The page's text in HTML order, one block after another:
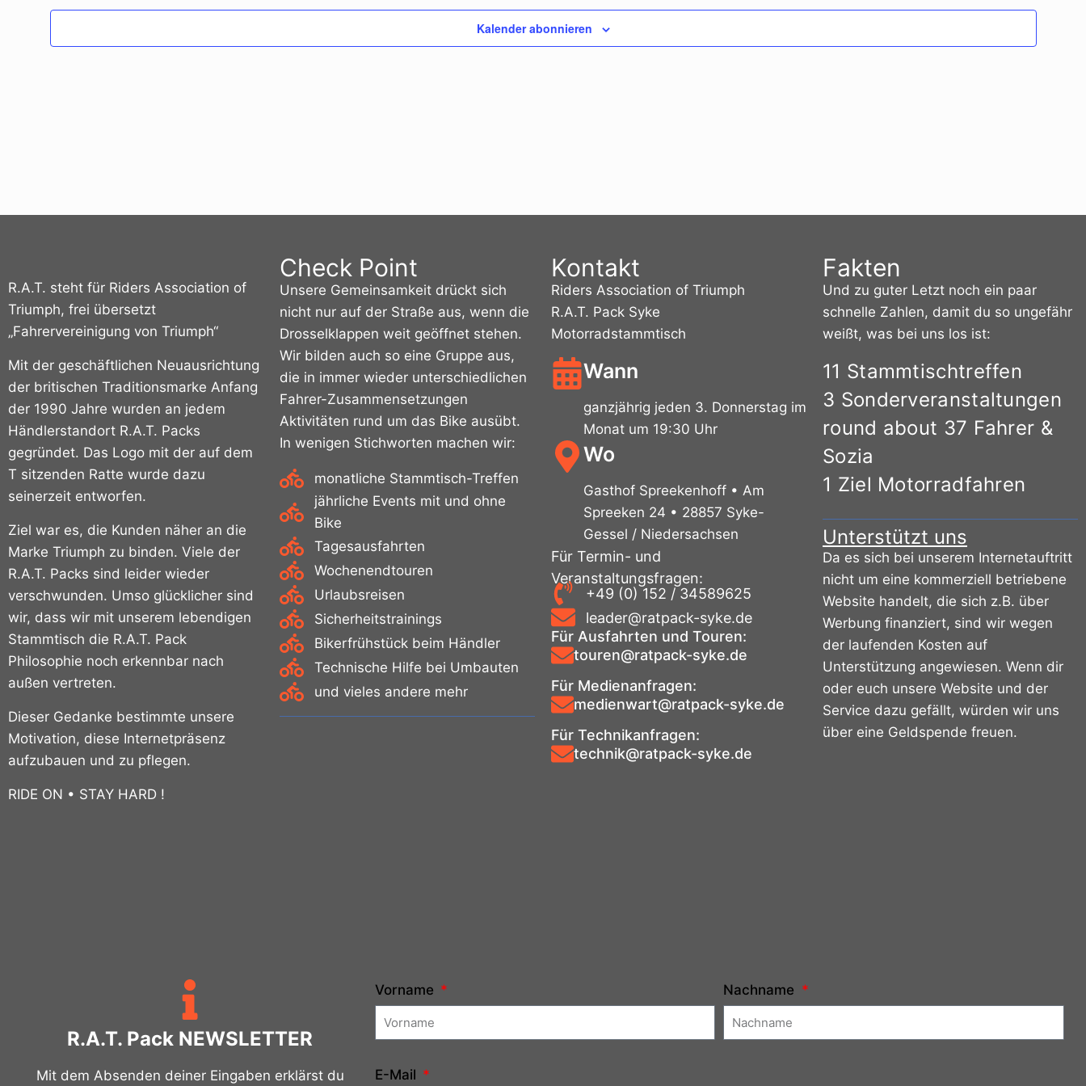
Kalender abonnieren
R.A.T. steht für Riders Association of
Triumph, frei übersetzt
„Fahrervereinigung von Triumph“
Mit der geschäftlichen Neuausrichtung
der britischen Traditionsmarke Anfang
der 1990 Jahre wurden an jedem
Händlerstandort R.A.T. Packs
gegründet. Das Logo mit der auf dem
T sitzenden Ratte wurde dazu
seinerzeit entworfen.
Ziel war es, die Kunden näher an die
Marke Triumph zu binden. Viele der
R.A.T. Packs sind leider wieder
verschwunden. Umso glücklicher sind
wir, dass wir mit unserem lebendigen
Stammtisch die R.A.T. Pack
Philosophie noch erkennbar nach
außen vertreten.
Dieser Gedanke bestimmte unsere
Motivation, diese Internetpräsenz
aufzubauen und zu pflegen.
RIDE ON • STAY HARD !
Check Point
Unsere Gemeinsamkeit drückt sich
nicht nur auf der Straße aus, wenn die
Drosselklappen weit geöffnet stehen.
Wir bilden auch so eine Gruppe aus,
die in immer wieder unterschiedlichen
Fahrer-Zusammensetzungen
Aktivitäten rund um das Bike ausübt.
In wenigen Stichworten machen wir:
monatliche Stammtisch-Treffen
jährliche Events mit und ohne
Bike
Tagesausfahrten
Wochenendtouren
Urlaubsreisen
Sicherheitstrainings
Bikerfrühstück beim Händler
Technische Hilfe bei Umbauten
und vieles andere mehr
Kontakt
Riders Association of Triumph
R.A.T. Pack Syke
Motorradstammtisch
Wann
ganzjährig jeden 3. Donnerstag im
Monat um 19:30 Uhr
Wo
Gasthof Spreekenhoff • Am
Spreeken 24 • 28857 Syke-
Gessel / Niedersachsen
Für Termin- und
Veranstaltungsfragen:
+49 (0) 152 / 34589625
leader@ratpack-syke.de
Für Ausfahrten und Touren:
touren@ratpack-syke.de
Für Medienanfragen:
medienwart@ratpack-syke.de
Für Technikanfragen:
technik@ratpack-syke.de
Fakten
Und zu guter Letzt noch ein paar
schnelle Zahlen, damit du so ungefähr
weißt, was bei uns los ist:
11 Stammtischtreffen
3 Sonderveranstaltungen
round about 37 Fahrer &
Sozia
1 Ziel Motorradfahren
Unterstützt uns
Da es sich bei unserem Internetauftritt
nicht um eine kommerziell betriebene
Website handelt, die sich z.B. über
Werbung finanziert, sind wir wegen
der laufenden Kosten auf
Unterstützung angewiesen. Wenn dir
oder euch unsere Website und der
Service dazu gefällt, würden wir uns
über eine Geldspende freuen.
R.A.T. Pack NEWSLETTER
Mit dem Absenden deiner Eingaben erklärst du
Vorname Nachname
E-Mail